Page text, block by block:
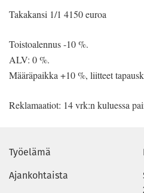
Takakansi 1/1 4150 euroa
Toistoalennus -10 %.
ALV: 0 %.
Määräpaikka +10 %, liitteet
Reklamaatiot: 14 vrk:n kuluessa
Työelämä
Ajankohtaista